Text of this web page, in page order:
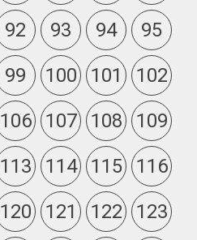
92 93 94
95
99 100 101
102
106 107 108
109
113 114 115
116
120 121 122
123